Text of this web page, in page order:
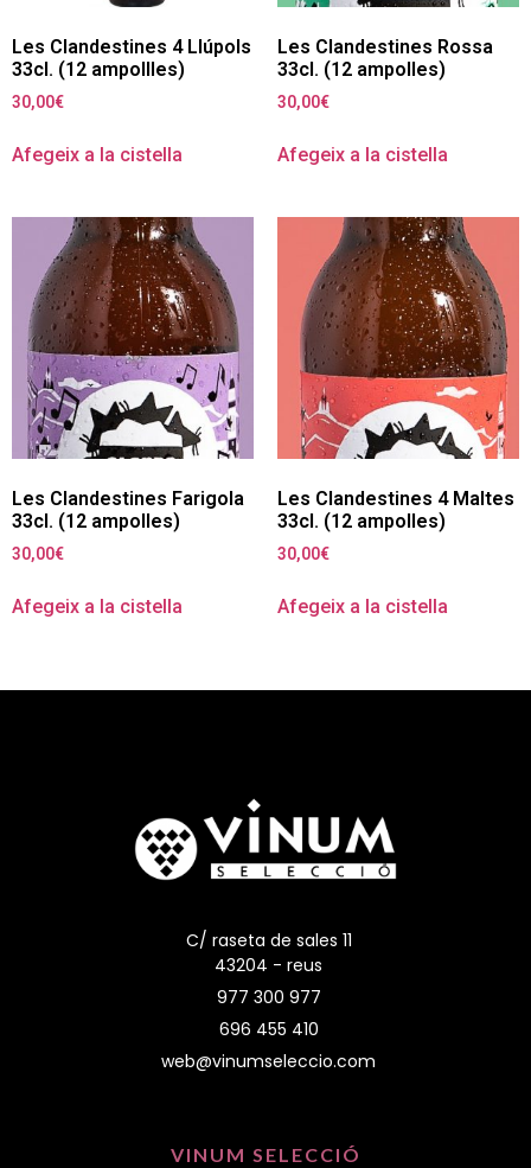
Les Clandestines 4 Llúpols
33cl. (12 ampollles)
30,00€
Afegeix a la cistella
Les Clandestines Rossa
33cl. (12 ampolles)
30,00€
Afegeix a la cistella
Les Clandestines Farigola
33cl. (12 ampolles)
30,00€
Afegeix a la cistella
Les Clandestines 4 Maltes
33cl. (12 ampolles)
30,00€
Afegeix a la cistella
C/ raseta de sales 11
43204 - reus
977 300 977
696 455 410
web@vinumseleccio.com
VINUM SELECCIÓ